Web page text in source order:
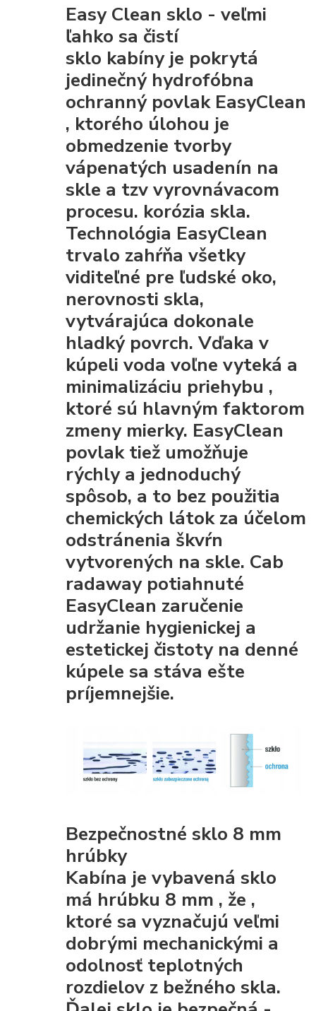
Easy Clean sklo - veľmi
ľahko sa čistí
sklo kabíny je pokrytá
jedinečný hydrofóbna
ochranný povlak EasyClean
, ktorého úlohou je
obmedzenie tvorby
vápenatých usadenín na
skle a tzv vyrovnávacom
procesu. korózia skla.
Technológia EasyClean
trvalo zahŕňa všetky
viditeľné pre ľudské oko,
nerovnosti skla,
vytvárajúca dokonale
hladký povrch. Vďakav
kúpeli voda voľne vyteká a
minimalizáciu priehybu ,
ktoré sú hlavným faktorom
zmeny mierky. EasyClean
povlak tiež umožňuje
rýchly a jednoduchý
spôsob, a to bez použitia
chemických látok za účelom
odstránenia škvŕn
vytvorených na skle. Cab
radaway potiahnuté
EasyClean zaručenie
udržanie hygienickej a
estetickej čistoty na denné
kúpele sa stáva ešte
príjemnejšie.
Bezpečnostné sklo 8 mm
hrúbky
Kabína je vybavenásklo
má hrúbku 8 mm , že ,
ktoré sa vyznačujú veľmi
dobrými mechanickými a
odolnosť teplotných
rozdielov z bežného skla.